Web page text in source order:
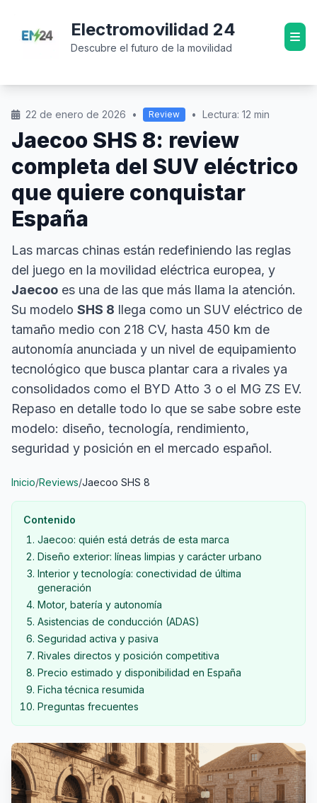
Electromovilidad 24
Descubre el futuro de la movilidad
22 de enero de 2026 • Review • Lectura: 12 min
Jaecoo SHS 8: review
completa del SUV eléctrico
que quiere conquistar
España
Las marcas chinas están redefiniendo las reglas
del juego en la movilidad eléctrica europea, y
Jaecoo es una de las que más llama la atención.
Su modelo SHS 8 llega como un SUV eléctrico de
tamaño medio con 218 CV, hasta 450 km de
autonomía anunciada y un nivel de equipamiento
tecnológico que busca plantar cara a rivales ya
consolidados como el BYD Atto 3 o el MG ZS EV.
Repaso en detalle todo lo que se sabe sobre este
modelo: diseño, tecnología, rendimiento,
seguridad y posición en el mercado español.
Inicio/Reviews/Jaecoo SHS 8
Contenido
Jaecoo: quién está detrás de esta marca
Diseño exterior: líneas limpias y carácter urbano
Interior y tecnología: conectividad de última
generación
Motor, batería y autonomía
Asistencias de conducción (ADAS)
Seguridad activa y pasiva
Rivales directos y posición competitiva
Precio estimado y disponibilidad en España
Ficha técnica resumida
Preguntas frecuentes